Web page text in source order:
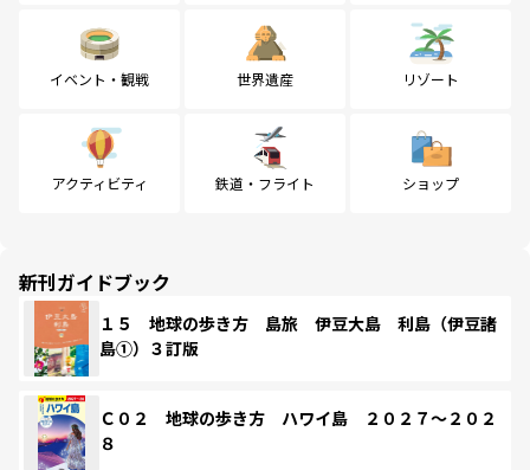
イベント・観戦 世界遺産 リゾート
アクティビティ 鉄道・フライト ショップ
新刊ガイドブック
１５ 地球の歩き方 島旅 伊豆大島 利島（伊豆諸
島①）３訂版
Ｃ０２ 地球の歩き方 ハワイ島 ２０２７～２０２
８